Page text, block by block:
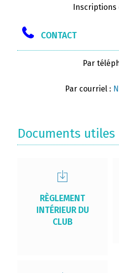
Inscriptions
CONTACT
Par
Par courriel :
Documents utiles
RÈGLEMENT
INTÉRIEUR DU
CLUB